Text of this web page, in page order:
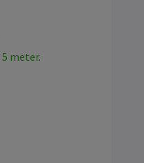
5 meter.